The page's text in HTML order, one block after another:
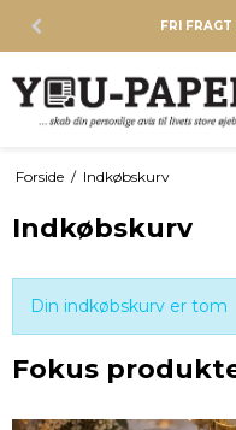
FRI
Forside / Indkøbskurv
Indkøbskurv
Din indkøbskurv er tom
Fokus